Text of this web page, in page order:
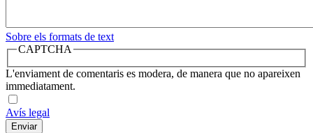
Sobre els formats de text
CAPTCHA
L'enviament de comentaris es modera, de manera que no apareixen
immediatament.
Avís legal